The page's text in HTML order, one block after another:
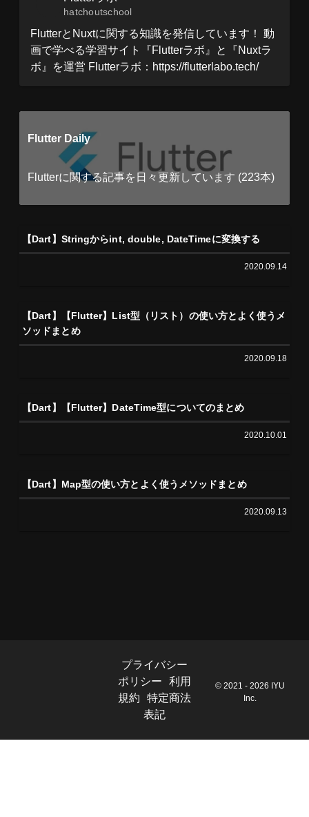
hatchoutschool
FlutterとNuxtに関する知識を発信しています！ 動
画で学べる学習サイト『Flutterラボ』と『Nuxtラ
ボ』を運営 Flutterラボ：https://flutterlabo.tech/
Flutter Daily
Flutterに関する記事を日々更新しています (223本)
【Dart】Stringからint, double, DateTimeに変換する
2020.09.14
【Dart】【Flutter】List型（リスト）の使い方とよく使うメ
ソッドまとめ
2020.09.18
【Dart】【Flutter】DateTime型についてのまとめ
2020.10.01
【Dart】Map型の使い方とよく使うメソッドまとめ
2020.09.13
プライバシー
ポリシー
利用
規約
特定商法
表記
© 2021 - 2026 IYU
Inc.